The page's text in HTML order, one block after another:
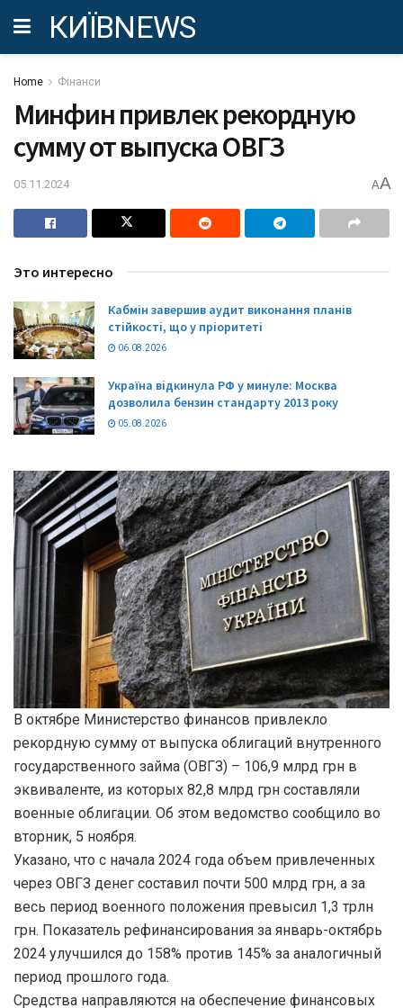
КИЇВNEWS
Home Фінанси
Минфин привлек рекордную
сумму от выпуска ОВГЗ
05.11.2024 AA
Это интересно
Кабмін завершив аудит виконання планів
стійкості, що у пріоритеті
06.08.2026
Україна відкинула РФ у минуле: Москва
дозволила бензин стандарту 2013 року
05.08.2026
В октябре Министерство финансов привлекло
рекордную сумму от выпуска облигаций внутренного
государственного займа (ОВГЗ) – 106,9 млрд грн в
эквиваленте, из которых 82,8 млрд грн составляли
военные облигации. Об этом ведомство сообщило во
вторник, 5 ноября.
Указано, что с начала 2024 года объем привлеченных
через ОВГЗ денег составил почти 500 млрд грн, а за
весь период военного положения превысил 1,3 трлн
грн. Показатель рефинансирования за январь-октябрь
2024 улучшился до 158% против 145% за аналогичный
период прошлого года.
Средства направляются на обеспечение финансовых